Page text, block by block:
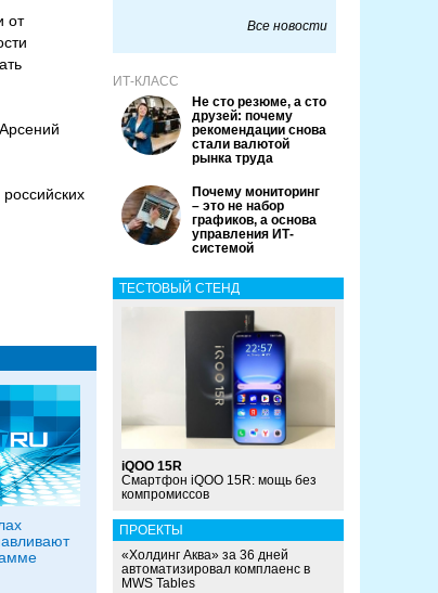
от
Все новости
ИТ-КЛАСС
Не сто резюме, а сто
друзей: почему
рекомендации снова
стали валютой
рынка труда
Почему мониторинг
– это не набор
графиков, а основа
управления ИТ-
системой
ТЕСТОВЫЙ СТЕНД
iQOO 15R
Смартфон iQOO 15R: мощь без
компромиссов
ПРОЕКТЫ
«Холдинг Аква» за 36 дней
автоматизировал комплаенс в
MWS Tables